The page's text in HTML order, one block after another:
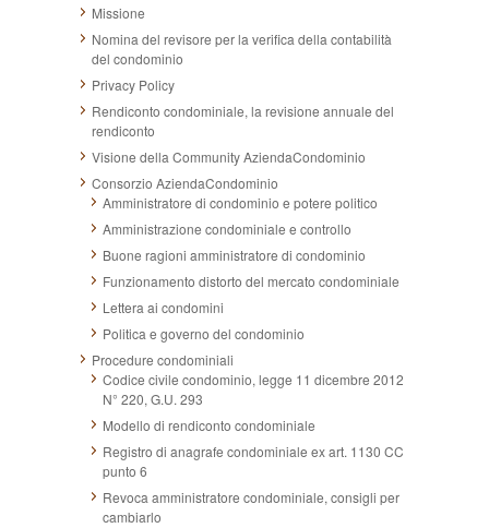
Missione
Nomina del revisore per la verifica della contabilità
del condominio
Privacy Policy
Rendiconto condominiale, la revisione annuale del
rendiconto
Visione della Community AziendaCondominio
Consorzio AziendaCondominio
Amministratore di condominio e potere politico
Amministrazione condominiale e controllo
Buone ragioni amministratore di condominio
Funzionamento distorto del mercato condominiale
Lettera ai condomini
Politica e governo del condominio
Procedure condominiali
Codice civile condominio, legge 11 dicembre 2012
N° 220, G.U. 293
Modello di rendiconto condominiale
Registro di anagrafe condominiale ex art. 1130 CC
punto 6
Revoca amministratore condominiale, consigli per
cambiarlo